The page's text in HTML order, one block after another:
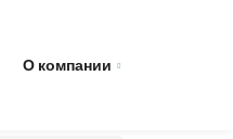
О компании